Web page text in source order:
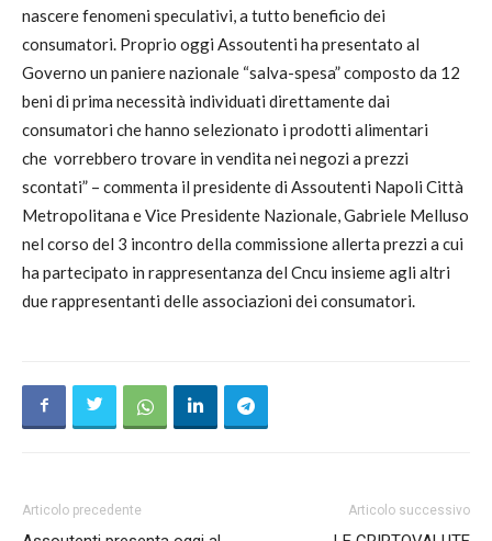
nascere fenomeni speculativi, a tutto beneficio dei
consumatori. Proprio oggi Assoutenti ha presentato al
Governo un paniere nazionale “salva-spesa” composto da 12
beni di prima necessità individuati direttamente dai
consumatori che hanno selezionato i prodotti alimentari
che vorrebbero trovare in vendita nei negozi a prezzi
scontati” – commenta il presidente di Assoutenti Napoli Città
Metropolitana e Vice Presidente Nazionale, Gabriele Melluso
nel corso del 3 incontro della commissione allerta prezzi a cui
ha partecipato in rappresentanza del Cncu insieme agli altri
due rappresentanti delle associazioni dei consumatori.
Articolo precedente Articolo successivo